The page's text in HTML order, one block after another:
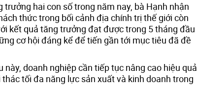
hai con số trong năm nay, bà Hạnh nhận
thức trong bối cảnh địa chính trị thế giới còn
kết quả tăng trưởng đạt được trong 5 tháng đầu
cơ hội đáng kể để tiến gần tới mục tiêu đã đề
doanh nghiệp cần tiếp tục nâng cao hiệu quả
tối đa năng lực sản xuất và kinh doanh trong